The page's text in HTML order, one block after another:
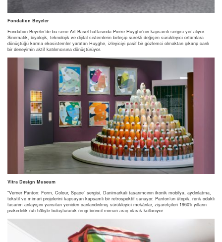
Fondation Beyeler
Fondation Beyeler’de bu sene Art Basel haftasında Pierre Huyghe’nin kapsamlı sergisi yer alıyor.
Sinematik, biyolojik, teknolojik ve dijital sistemlerin birleşip sürekli değişen sürükleyici ortamlara
dönüştüğü karma ekosistemler yaratan Huyghe, izleyiciyi pasif bir gözlemci olmaktan çıkarıp canlı
bir deneyimin aktif katılımcısına dönüştürüyor.
Vitra Design Museum
“Verner Panton: Form, Colour, Space” sergisi, Danimarkalı tasarımcının ikonik mobilya, aydınlatma,
tekstil ve mimari projelerini kapsayan kapsamlı bir retrospektif sunuyor. Panton’un ütopik, renk odaklı
tasarım anlayışını yansıtan yeniden canlandırılmış sürükleyici mekânlar, ziyaretçileri 1960’lı yılların
psikedelik ruh hâliyle buluşturarak rengi birincil mimari araç olarak kullanıyor.